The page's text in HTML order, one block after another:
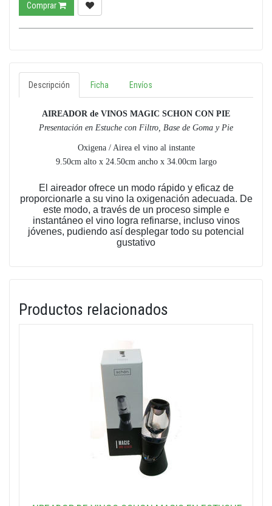
Comprar
Descripción Ficha Envíos
AIREADOR de VINOS MAGIC SCHON CON PIE
Presentación en Estuche con Filtro, Base de Goma y Pie
Oxigena / Airea el vino al instante
9.50cm alto x 24.50cm ancho x 34.00cm largo
El aireador ofrece un modo rápido y eficaz de
proporcionarle a su vino la oxigenación adecuada. De
este modo, a través de un proceso simple e
instantáneo el vino logra refinarse, incluso vinos
jóvenes, pudiendo así desplegar todo su potencial
gustativo
Productos relacionados